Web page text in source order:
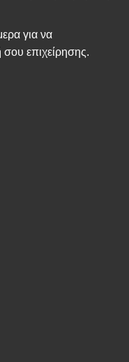
για να
επιχείρησης.